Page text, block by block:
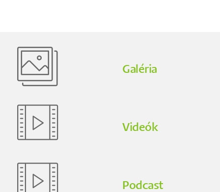
Galéria
Videók
Podcast